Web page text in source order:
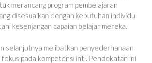
merancang program pembelajaran
disesuaikan dengan kebutuhan individu
kesenjangan capaian belajar mereka.
selanjutnya melibatkan penyederhanaan
fokus pada kompetensi inti. Pendekatan ini